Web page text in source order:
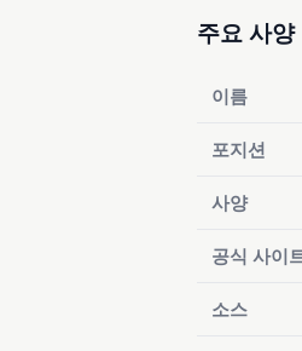
주요 사양
이름
포지션
사양
공식 사이
소스